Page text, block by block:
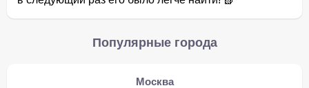
Популярные города
Москва